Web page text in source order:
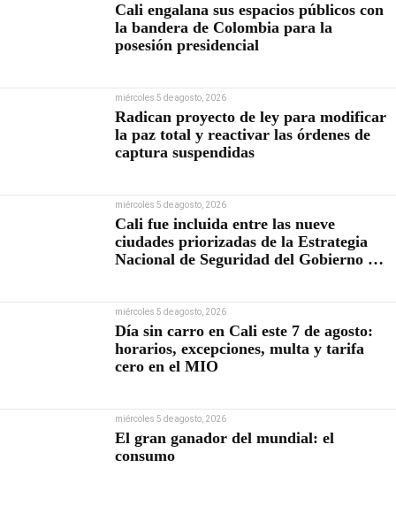
Cali engalana sus espacios públicos con
la bandera de Colombia para la
posesión presidencial
miércoles 5 de agosto, 2026
Radican proyecto de ley para modificar
la paz total y reactivar las órdenes de
captura suspendidas
miércoles 5 de agosto, 2026
Cali fue incluida entre las nueve
ciudades priorizadas de la Estrategia
Nacional de Seguridad del Gobierno de
miércoles 5 de agosto, 2026
Día sin carro en Cali este 7 de agosto:
horarios, excepciones, multa y tarifa
cero en el MIO
miércoles 5 de agosto, 2026
El gran ganador del mundial: el
consumo